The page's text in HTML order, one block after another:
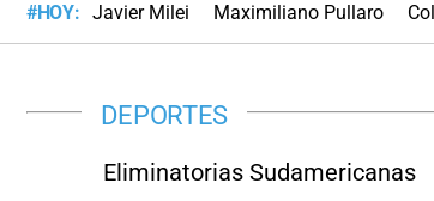
#HOY: Javier Milei Maximiliano Pullaro
DEPORTES
Eliminatorias Sudamericanas